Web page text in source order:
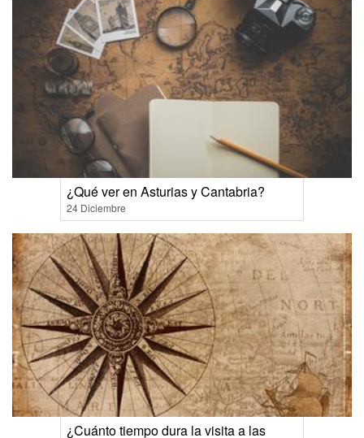
¿Qué ver en Asturias y Cantabria?
24 Diciembre
¿Cuánto tiempo dura la visita a las